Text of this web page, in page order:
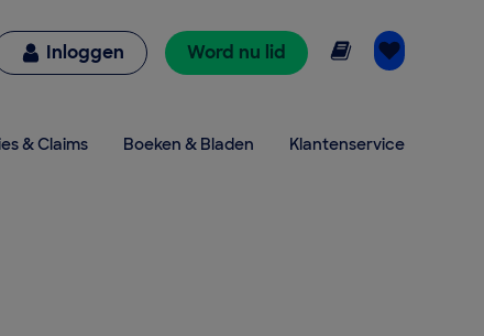
Inloggen Word nu lid Online lezen
& Claims Boeken & Bladen Klantenservice